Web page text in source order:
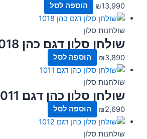
₪13,990 הוספה לסל
שולחנות סלון
שולחן סלון דגם כהן 1018
₪3,890 הוספה לסל
שולחנות סלון
שולחן סלון כהן דגם 1011
₪2,690 הוספה לסל
שולחנות סלון